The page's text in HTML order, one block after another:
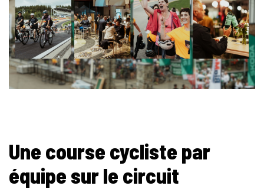
Une course cycliste par
équipe sur le circuit